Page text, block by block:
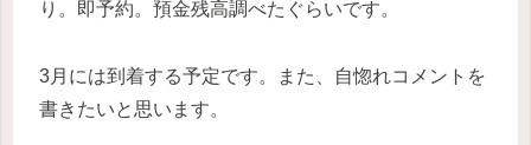
り。即予約。預金残高調べたぐらいです。
3月には到着する予定です。また、自惚れコメントを
書きたいと思います。